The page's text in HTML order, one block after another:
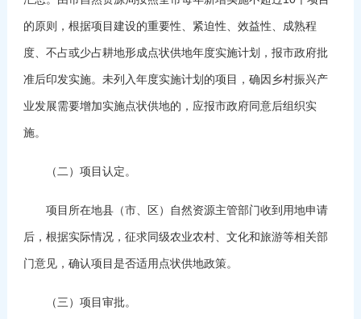
的原则，根据项目建设的重要性、紧迫性、效益性、成熟程
度、不占或少占耕地形成点状供地年度实施计划，报市政府批
准后印发实施。未列入年度实施计划的项目，确因乡村振兴产
业发展需要增加实施点状供地的，应报市政府同意后组织实
施。
（二）项目认定。
项目所在地县（市、区）自然资源主管部门收到用地申请
后，根据实际情况，征求同级农业农村、文化和旅游等相关部
门意见，确认项目是否适用点状供地政策。
（三）项目审批。